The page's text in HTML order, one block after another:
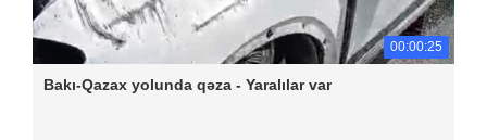
00:00:25
Bakı-Qazax yolunda qəza - Yaralılar var